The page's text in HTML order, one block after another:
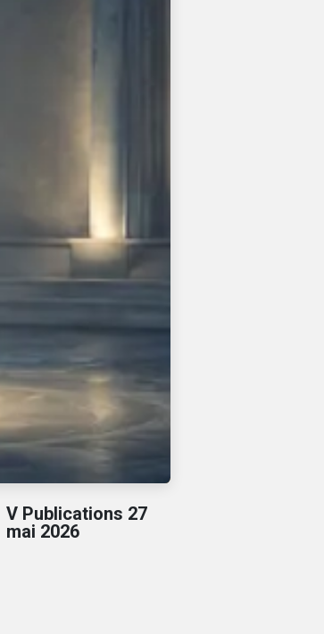
V Publications 27
mai 2026